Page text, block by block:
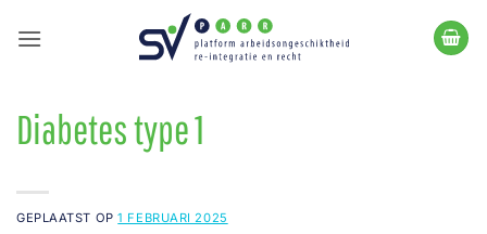
naar
Diabetes type 1
GEPLAATST OP1 FEBRUARI 2025